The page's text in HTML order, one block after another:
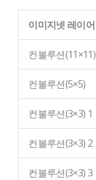
이미지넷 레이어
컨볼루션(11×11)
컨볼루션(5×5)
컨볼루션(3×3) 1
컨볼루션(3×3) 2
컨볼루션(3×3) 3